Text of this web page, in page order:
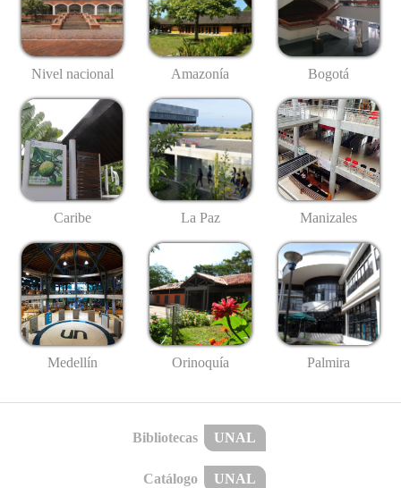
Nivel nacional Amazonía Bogotá
Caribe La Paz Manizales
Medellín Orinoquía Palmira
Bibliotecas UNAL
Catálogo UNAL